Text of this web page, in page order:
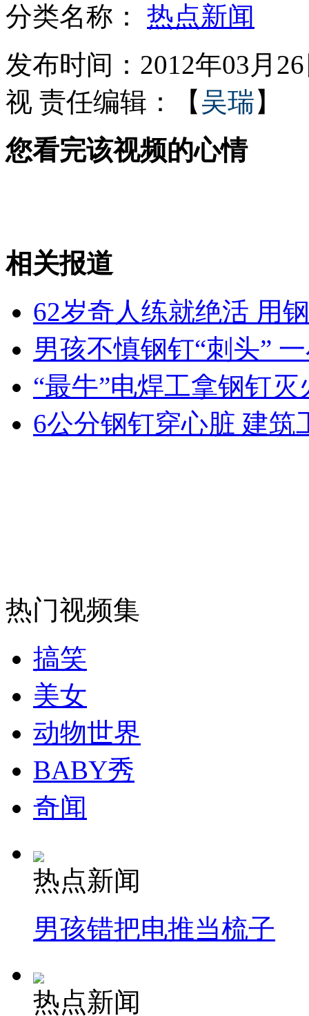
"斗牛士"奋勇擒获受惊狂牛
公车放着不用等报废 太可惜！
山西运城恶犬咬伤多人 警民合力深夜将其击毙
无痛分娩是否安全 医生回应
外交部：反对强权政治霸凌主义
走！跟着总书记去植树
消防员救轻生者
纽约上演“枕头大战”
司机酒驾遇交警 急速倒车逃窜
分类名称： 热点新闻
发布时间：2012年03月
视 责任编辑：【 吴瑞】
您看完该视频的心情
相关报道
62岁奇人练就绝活 用
男孩不慎钢钉“刺头”
“最牛”电焊工拿钢钉
6公分钢钉穿心脏 建筑
热门视频集
搞笑
美女
动物世界
BABY秀
奇闻
热点新闻
男孩错把电推当梳子
热点新闻